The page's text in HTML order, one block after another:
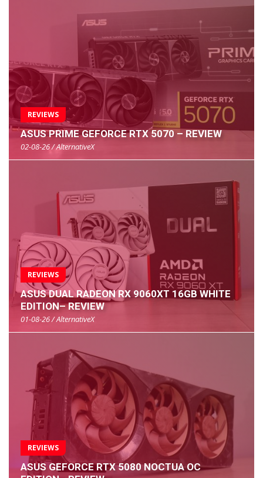
REVIEWS
ASUS PRIME GEFORCE RTX 5070 – REVIEW
02-08-26 / AlternativeX
REVIEWS
ASUS DUAL RADEON RX 9060XT 16GB WHITE
EDITION– REVIEW
01-08-26 / AlternativeX
REVIEWS
ASUS GEFORCE RTX 5080 NOCTUA OC